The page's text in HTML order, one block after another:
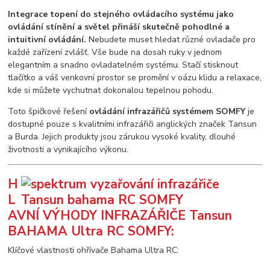
Integrace topení do stejného ovládacího systému jako
ovládání stínění a světel přináší skutečně pohodlné a
intuitivní ovládání.Nebudete muset hledat různé ovladače pro
každé zařízení zvlášť. Vše bude na dosah ruky v jednom
elegantním a snadno ovladatelném systému. Stačí stisknout
tlačítko a váš venkovní prostor se promění v oázu klidu a relaxace,
kde si můžete vychutnat dokonalou tepelnou pohodu.
Toto špičkové řešení ovládání infrazářičů systémem SOMFYje
dostupné pouze s kvalitními infrazářiči anglických značek Tansun
a Burda. Jejich produkty jsou zárukou vysoké kvality, dlouhé
životnosti a vynikajícího výkonu.
H
L
AVNÍ VÝHODY INFRAZÁŘIČE Tansun
BAHAMA Ultra RC SOMFY:
Klíčové vlastnosti ohřívače Bahama Ultra RC: